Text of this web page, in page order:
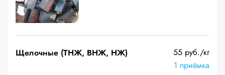
Щелочные (ТНЖ, ВНЖ, НЖ)
55 руб./кг
1 приёмка